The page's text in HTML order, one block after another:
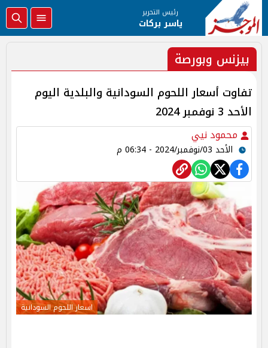
رئيس التحرير
ياسر بركات
بيزنس وبورصة
تفاوت أسعار اللحوم السودانية والبلدية اليوم
الأحد 3 نوفمبر 2024
محمود نيي
الأحد 03/نوفمبر/2024 - 06:34 م
اسعار اللحوم السودانية